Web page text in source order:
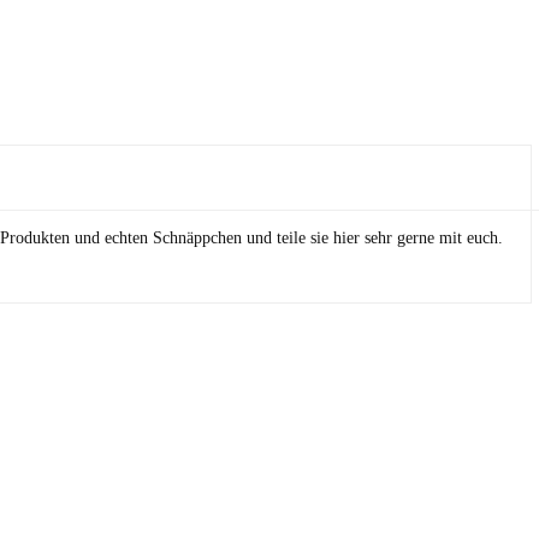
und echten Schnäppchen und teile sie hier sehr gerne mit euch.